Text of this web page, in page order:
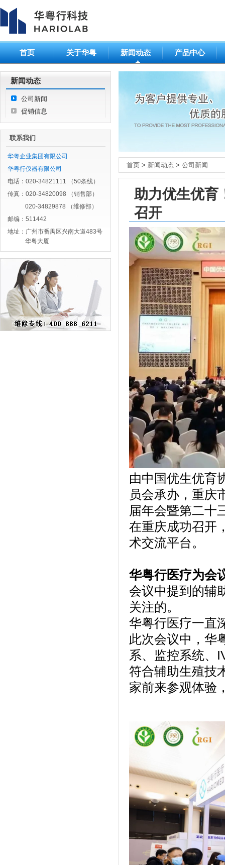
首页 关于华粤 新闻动态 产品中心
新闻动态
公司新闻
促销信息
联系我们
华粤企业集团有限公司
华粤行仪器有限公司
电话：020-34821111 （50条线）
传真：020-34820098 （销售部）
020-34829878 （维修部）
邮编：511442
地址：广州市番禺区兴南大道483号
华粤大厦
首页 > 新闻动态 > 公司新闻
助力优生优育
召开
由中国优生优育
员会承办，重庆
届年会暨第二十
在重庆成功召开
术交流平台。
华粤行医疗为会
会议中提到的辅
关注的。
华粤行医疗一直
此次会议中，华
系、监控系统、
符合辅助生殖技
家前来参观体验